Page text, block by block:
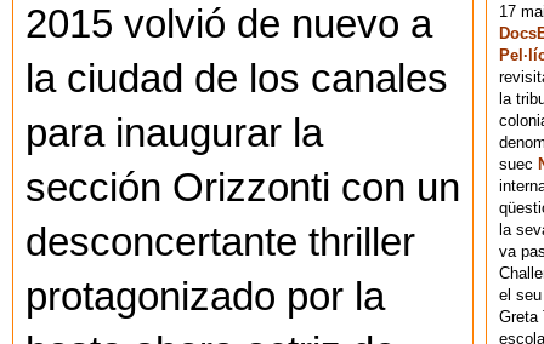
2015 volvió de nuevo a
la ciudad de los canales
para inaugurar la
sección Orizzonti con un
desconcertante thriller
protagonizado por la
17
la
suec
la
va
el
Greta